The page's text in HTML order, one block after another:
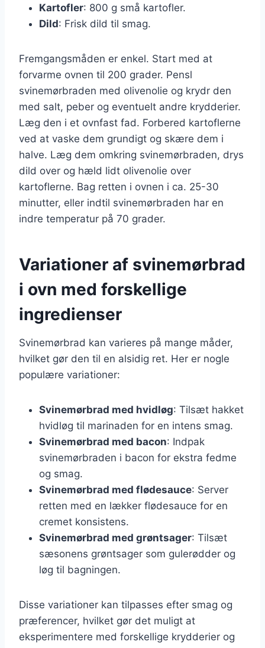
Kartofler: 800 g små kartofler.
Dild: Frisk dild til smag.
Fremgangsmåden er enkel. Start med at
forvarme ovnen til 200 grader. Pensl
svinemørbraden med olivenolie og krydr den
med salt, peber og eventuelt andre krydderier.
Læg den i et ovnfast fad. Forbered kartoflerne
ved at vaske dem grundigt og skære dem i
halve. Læg dem omkring svinemørbraden, drys
dild over og hæld lidt olivenolie over
kartoflerne. Bag retten i ovnen i ca. 25-30
minutter, eller indtil svinemørbraden har en
indre temperatur på 70 grader.
Variationer af svinemørbrad
i ovn med forskellige
ingredienser
Svinemørbrad kan varieres på mange måder,
hvilket gør den til en alsidig ret. Her er nogle
populære variationer:
Svinemørbrad med hvidløg: Tilsæt hakket
hvidløg til marinaden for en intens smag.
Svinemørbrad med bacon: Indpak
svinemørbraden i bacon for ekstra fedme
og smag.
Svinemørbrad med flødesauce: Server
retten med en lækker flødesauce for en
cremet konsistens.
Svinemørbrad med grøntsager: Tilsæt
sæsonens grøntsager som gulerødder og
løg til bagningen.
Disse variationer kan tilpasses efter smag og
præferencer, hvilket gør det muligt at
eksperimentere med forskellige krydderier og